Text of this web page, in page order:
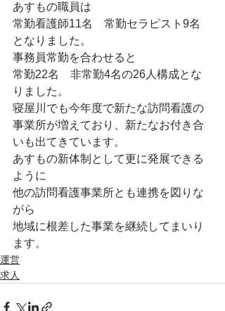
あすもの職員は
常勤看護師11名　常勤セラピスト9名
となりました。
事務員常勤を合わせると
常勤22名　非常勤4名の26人構成とな
りました。
寝屋川でも今年度で新たな訪問看護の
事業所が増えており、新たなお付き合
いも出てきています。
あすもの新体制として更に発展できる
ように
他の訪問看護事業所とも連携を図りな
がら
地域に根差した事業を継続してまいり
ます。
運営
求人